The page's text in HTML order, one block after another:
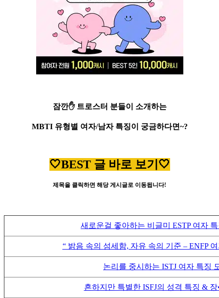
잠깐✋ 트로스터 분들이 소개하는
MBTI 유형별 여자/남자 특징이 궁금하다면~?
🤍BEST 글 바로 보기🤍
제목을 클릭하면 해당 게시글로 이동됩니다!
새로운걸 좋아하는 비글미 ESTP 여자
“ 밝음 속의 섬세함, 자유 속의 기준 – ENFP
논리를 중시하는 ISTJ 여자 특징
흔하지만 특별한 ISFJ의 성격 특징 &